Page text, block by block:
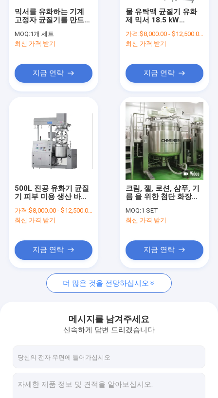
제품
VR 쇼
우리에 대하여
연락주세요
인용문을 요구하세요
화장품 유화제 믹서
실험실 유화제 믹서
액제혼합기 기계
믹서를 유화하는 기계
고정자 균질기를 만드는
공
MOQ:1개 세트
최신 가격 받기
지금 연락
물 유탁액 균질기 유화
제 믹서 18.5 kW
가격:$8,000.00 - $12,500.00/Sets
최신 가격 받기
지금 연락
500L 진공 유화기 균질
기 피부 미용 생산 바디
가격:$8,000.00 - $12,500.00/Sets
최신 가격 받기
지금 연락
크림, 젤, 로션, 샴푸, 기
름 을 위한 첨단 화장품
MOQ:1 SET
최신 가격 받기
지금 연락
더 많은 것을 전망하십시오
메시지를 남겨주세요
신속하게 답변 드리겠습니다